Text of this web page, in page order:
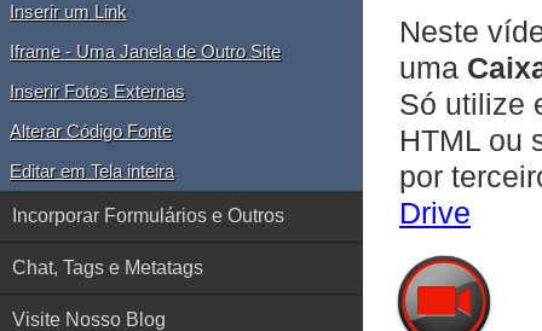
Inserir um Link
Iframe - Uma Janela de Outro Site
Inserir Fotos Externas
Alterar Código Fonte
Editar em Tela inteira
Incorporar Formulários e Outros
Chat, Tags e Metatags
Visite Nosso Blog
Neste
uma
Só utilize
HTML ou
por
Drive